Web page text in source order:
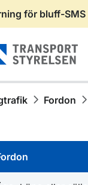
för bluff-SMS
Fordon